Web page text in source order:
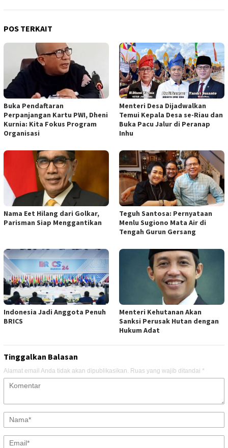
POS TERKAIT
Buka Pendaftaran
Perpanjangan Kartu PWI, Dheni
Kurnia: Kita Fokus Program
Organisasi
Menteri Desa Dijadwalkan
Temui Kepala Desa se-Riau dan
Buka Pacu Jalur di Peranap
Inhu
Nama Eet Hilang dari Golkar,
Parisman Siap Menggantikan
Teguh Santosa: Pernyataan
Menlu Sugiono Mata Air di
Tengah Gurun Gersang
Indonesia Jadi Anggota Penuh
BRICS
Menteri Kehutanan Akan
Sanksi Perusak Hutan dengan
Hukum Adat
Tinggalkan Balasan
Alamat email Anda tidak akan dipublikasikan. Ruas yang wajib ditandai *